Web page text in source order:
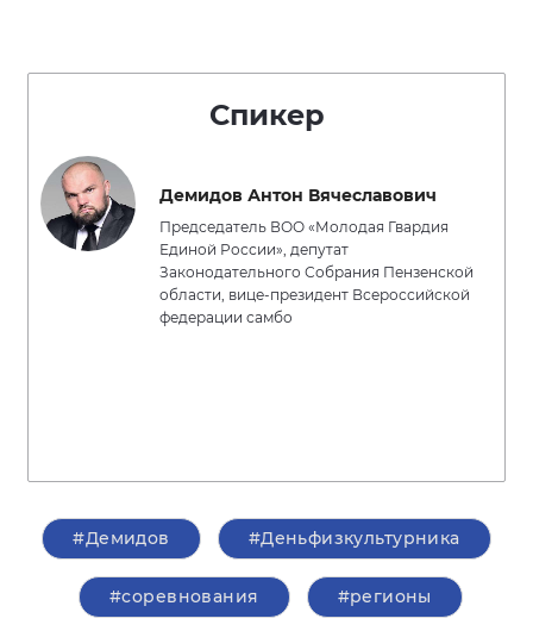
Спикер
Демидов Антон Вячеславович
Председатель ВОО «Молодая Гвардия
Единой России», депутат
Законодательного Собрания Пензенской
области, вице-президент Всероссийской
федерации самбо
#Демидов #Деньфизкультурника
#соревнования #регионы